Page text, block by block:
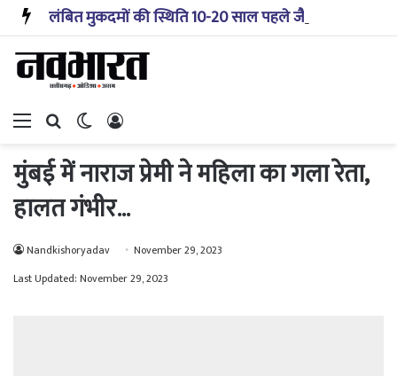
Menu Search forSwitch skin
मुंबई में नाराज प्रेमी ने महिला का गला रेता,
हालत गंभीर…
Nandkishoryadav
November 29, 2023
Last Updated: November 29, 2023